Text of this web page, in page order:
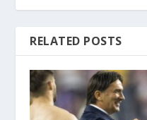
RELATED POSTS